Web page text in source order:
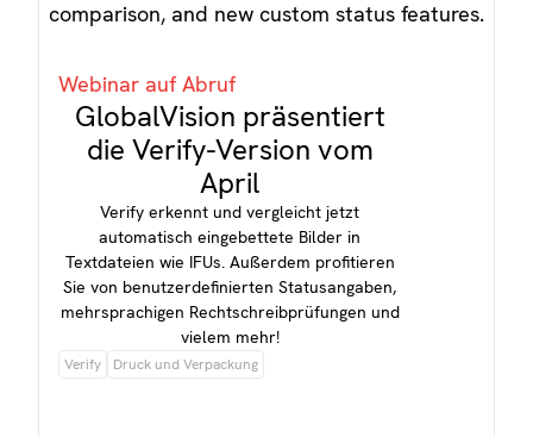
Webinar auf Abruf
GlobalVision präsentiert
die Verify-Version vom
April
Verify erkennt und vergleicht jetzt
automatisch eingebettete Bilder in
Textdateien wie IFUs. Außerdem profitieren
Sie von benutzerdefinierten Statusangaben,
mehrsprachigen Rechtschreibprüfungen und
vielem mehr!
Verify Druck und Verpackung